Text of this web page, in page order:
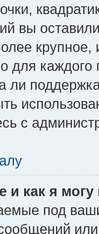
вы
крупное,
для каждого
ли
с
и как я
под